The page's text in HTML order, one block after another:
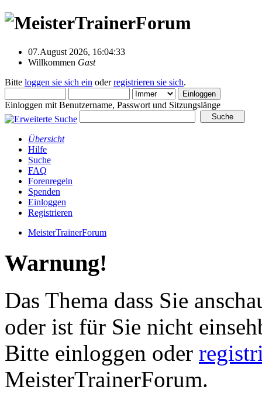
07.August 2026, 16:04:33
Willkommen Gast
Bitte loggen sie sich ein oderregistrieren sie sich.
Einloggen mit Benutzername, Passwort und Sitzungslänge
Übersicht
Hilfe
Suche
FAQ
Forenregeln
Spenden
Einloggen
Registrieren
MeisterTrainerForum
Warnung!
Das Thema dass Sie
oder ist für Sie nicht
Bitte einloggen oder
MeisterTrainerForum.